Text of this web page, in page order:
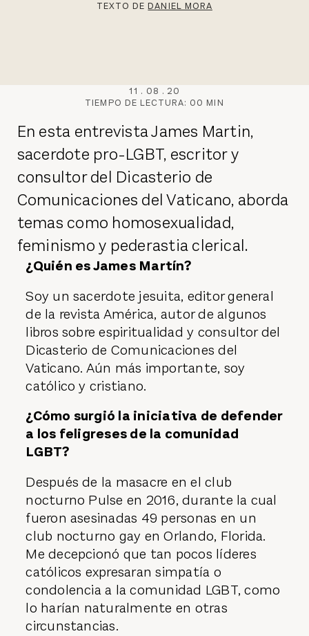
TEXTO DEDANIEL MORA
11 . 08 . 20
TIEMPO DE LECTURA: 00 MIN
En esta entrevista James Martin,
sacerdote pro-LGBT, escritor y
consultor del Dicasterio de
Comunicaciones del Vaticano, aborda
temas como homosexualidad,
feminismo y pederastia clerical.
¿Quién es James Martín?
Soy un sacerdote jesuita, editor general
de la revista América, autor de algunos
libros sobre espiritualidad y consultor del
Dicasterio de Comunicaciones del
Vaticano. Aún más importante, soy
católico y cristiano.
¿Cómo surgió la iniciativa de defender
a los feligreses de la comunidad
LGBT?
Después de la masacre en el club
nocturno Pulse en 2016, durante la cual
fueron asesinadas 49 personas en un
club nocturno gay en Orlando, Florida.
Me decepcionó que tan pocos líderes
católicos expresaran simpatía o
condolencia a la comunidad LGBT, como
lo harían naturalmente en otras
circunstancias.